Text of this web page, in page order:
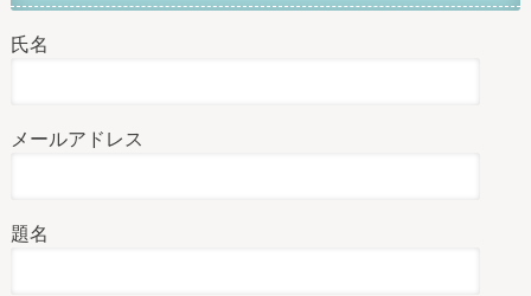
氏名
メールアドレス
題名